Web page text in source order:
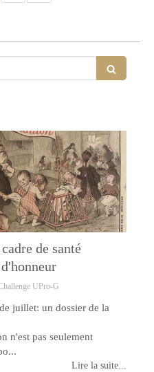
de santé
UPro-G
juillet: un dossier de la
n'est pas seulement
Lire la suite...